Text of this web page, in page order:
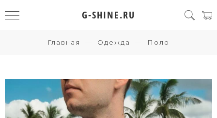
G-SHINE.RU
Главная Одежда Поло